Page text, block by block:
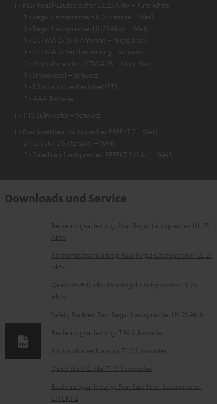
1 × Paar Regal-Lautsprecher UL 25 Aktiv – Pure White
1 × Regal-Lautsprecher UL 25 Passive – Weiß
1 × Regal-Lautsprecher UL 25 Aktiv – Weiß
1 × ULTIMA 25 DAB Antenne – Night Black
1 × ULTIMA 25 Fernbedienung – Schwarz
2 × Stoffrahmen für ULTIMA 25 – Night Black
1 × Stromkabel – Schwarz
1 × 3,5m Lautsprecherkabel (ET)
2 × AAA-Batterie
1 × T 10 Subwoofer – Schwarz
1 × Paar Satelliten-Lautsprecher EFFEKT 2 – Weiß
2 × EFFEKT 2 Netzkabel – Weiß
2 × Satelliten-Lautsprecher EFFEKT 2 (Stk.) – Weiß
Downloads und Service
D
o
k
u
m
e
n
t
z
u
m
H
Bedienungsanleitung: Paar Regal-Lautsprecher UL 25
Aktiv
Konformitätserklärung: Paar Regal-Lautsprecher UL 25
Aktiv
Quick Start Guide: Paar Regal-Lautsprecher UL 25
Aktiv
Safety Booklet: Paar Regal-Lautsprecher UL 25 Aktiv
Bedienungsanleitung: T 10 Subwoofer
Konformitätserklärung: T 10 Subwoofer
Quick Start Guide: T 10 Subwoofer
Bedienungsanleitung: Paar Satelliten-Lautsprecher
EFFEKT 2